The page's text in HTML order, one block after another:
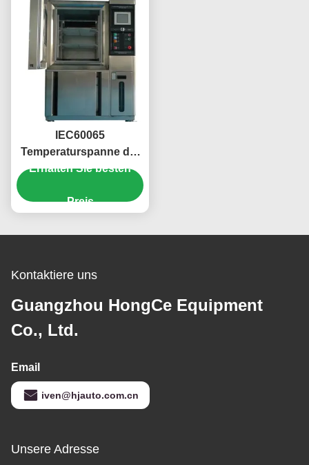
IEC60065
Temperaturspanne der
Klausel-8,3 der
Feuchtigkeits-Kammer-
Erhalten Sie besten
Preis
Kontaktiere uns
Guangzhou HongCe Equipment
Co., Ltd.
Email
iven@hjauto.com.cn
Unsere Adresse